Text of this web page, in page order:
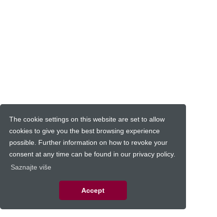
The cookie settings on this website are set to allow
cookies to give you the best browsing experience
possible. Further information on how to revoke your
consent at any time can be found in our privacy policy.
Saznajte više
Accept